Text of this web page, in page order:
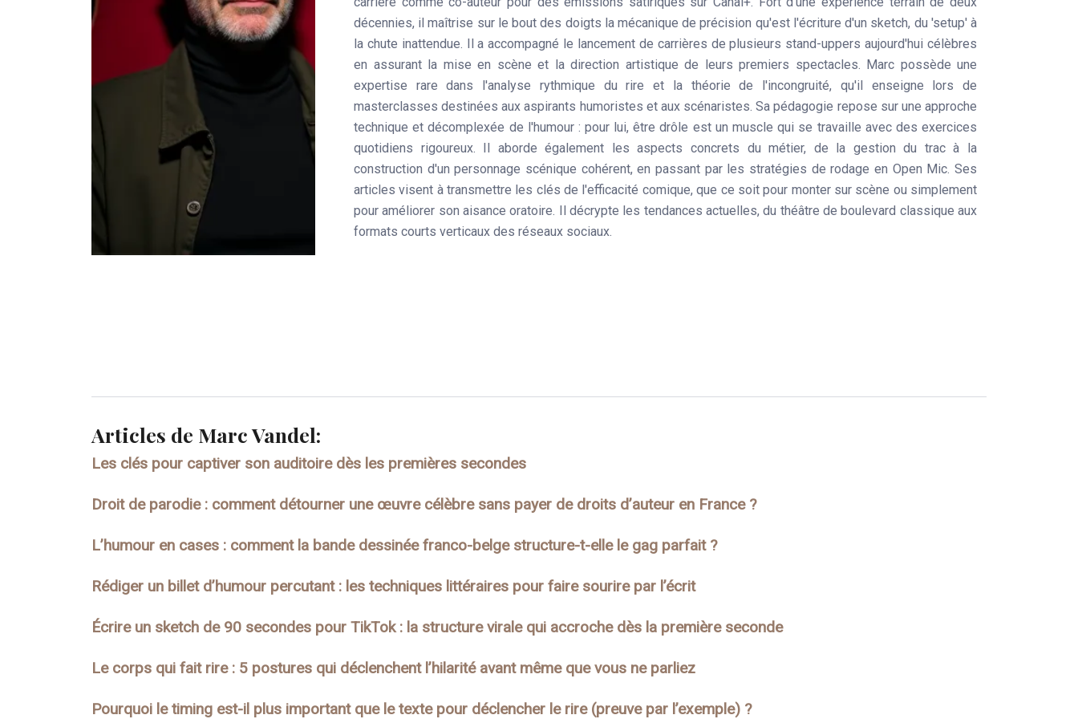
décennies, il maîtrise sur le bout des doigts la mécanique de précision qu'est l'écriture d'un sketch, du 'setup' à
la chute inattendue. Il a accompagné le lancement de carrières de plusieurs stand-uppers aujourd'hui célèbres
en assurant la mise en scène et la direction artistique de leurs premiers spectacles. Marc possède une
expertise rare dans l'analyse rythmique du rire et la théorie de l'incongruité, qu'il enseigne lors de
masterclasses destinées aux aspirants humoristes et aux scénaristes. Sa pédagogie repose sur une approche
technique et décomplexée de l'humour : pour lui, être drôle est un muscle qui se travaille avec des exercices
quotidiens rigoureux. Il aborde également les aspects concrets du métier, de la gestion du trac à la
construction d'un personnage scénique cohérent, en passant par les stratégies de rodage en Open Mic. Ses
articles visent à transmettre les clés de l'efficacité comique, que ce soit pour monter sur scène ou simplement
pour améliorer son aisance oratoire. Il décrypte les tendances actuelles, du théâtre de boulevard classique aux
formats courts verticaux des réseaux sociaux.
Articles de Marc Vandel:
Les clés pour captiver son auditoire dès les premières secondes
Droit de parodie : comment détourner une œuvre célèbre sans payer de droits d’auteur en France ?
L’humour en cases : comment la bande dessinée franco-belge structure-t-elle le gag parfait ?
Rédiger un billet d’humour percutant : les techniques littéraires pour faire sourire par l’écrit
Écrire un sketch de 90 secondes pour TikTok : la structure virale qui accroche dès la première seconde
Le corps qui fait rire : 5 postures qui déclenchent l’hilarité avant même que vous ne parliez
Pourquoi le timing est-il plus important que le texte pour déclencher le rire (preuve par l’exemple) ?